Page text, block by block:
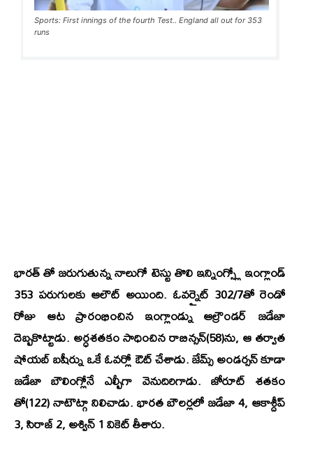
Sports: First innings of the fourth Test.. England all out for 353
runs
భారత్ తో జరుగుతున్న నాలుగో టెస్టు తొలి ఇన్నింగ్స్లో ఇంగ్లాండ్
353 పరుగులకు ఆలౌట్ అయింది. ఓవర్నైట్ 302/7తో రెండో
రోజు ఆట ప్రారంభించిన ఇంగ్లాండ్ను ఆల్రౌండర్ జడేజా
దెబ్బకొట్టాడు. అర్ధశతకం సాధించిన రాబిన్సన్(58)ను, ఆ తర్వాత
షోయబ్ బషీర్ను ఒకే ఓవర్లో ఔట్ చేశాడు. జేమ్స్ అండర్సన్ కూడా
జడేజా బౌలింగ్లోనే ఎల్బీగా వెనుదిరిగాడు. జోరూట్ శతకం
తో(122) నాటౌట్గా నిలిచాడు. భారత బౌలర్లలో జడేజా 4, ఆకాశ్దీప్
3, సిరాజ్ 2, అశ్విన్ 1 వికెట్ తీశారు.